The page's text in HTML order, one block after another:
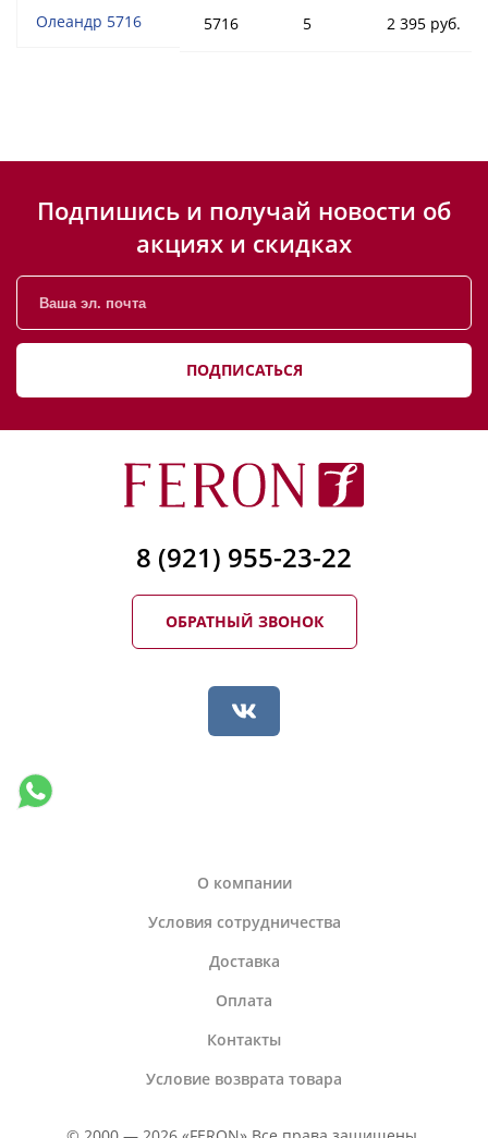
Олеандр 5716 5716 5 2 395 руб.
Подпишись и получай новости об
акциях и скидках
ПОДПИСАТЬСЯ
8 (921) 955-23-22
ОБРАТНЫЙ ЗВОНОК
О компании
Условия сотрудничества
Доставка
Оплата
Контакты
Условие возврата товара